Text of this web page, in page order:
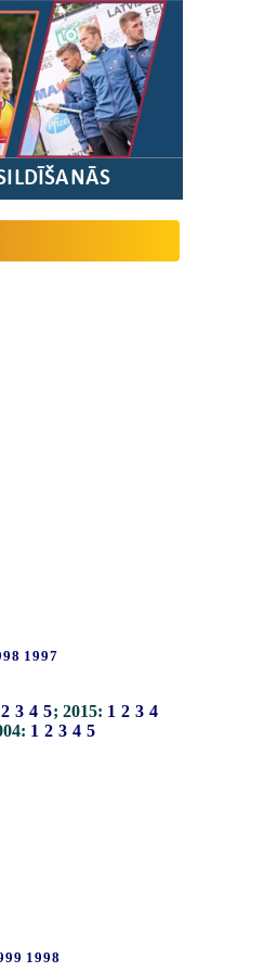
1997
2 3 4 5; 2015: 1 2 3 4
1 2 3 4 5
1998